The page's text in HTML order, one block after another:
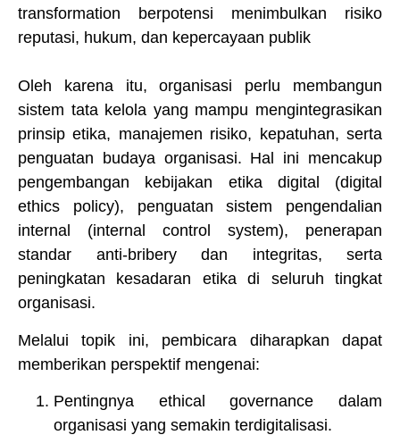
transformation berpotensi menimbulkan risiko
reputasi, hukum, dan kepercayaan publik
Oleh karena itu, organisasi perlu membangun
sistem tata kelola yang mampu mengintegrasikan
prinsip etika, manajemen risiko, kepatuhan, serta
penguatan budaya organisasi. Hal ini mencakup
pengembangan kebijakan etika digital (digital
ethics policy), penguatan sistem pengendalian
internal (internal control system), penerapan
standar anti-bribery dan integritas, serta
peningkatan kesadaran etika di seluruh tingkat
organisasi.
Melalui topik ini, pembicara diharapkan dapat
memberikan perspektif mengenai:
Pentingnya ethical governance dalam
organisasi yang semakin terdigitalisasi.